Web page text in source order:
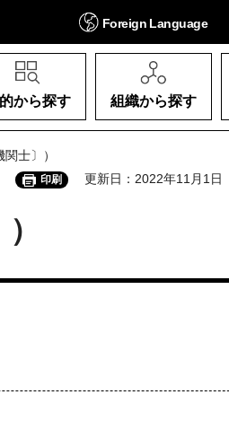
Foreign Language
から探す 組織から探す
士〕）
印刷 更新日：2022年11月1日